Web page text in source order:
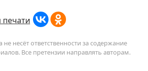
печати
несёт ответственности за содержание
Все претензии направлять авторам.